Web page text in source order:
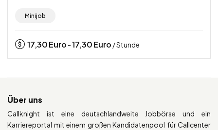
Minijob
17,30Euro -17,30Euro / Stunde
Über uns
Callknight ist eine deutschlandweite Jobbörse und ein
Karriereportal mit einem großen Kandidatenpool für Callcenter